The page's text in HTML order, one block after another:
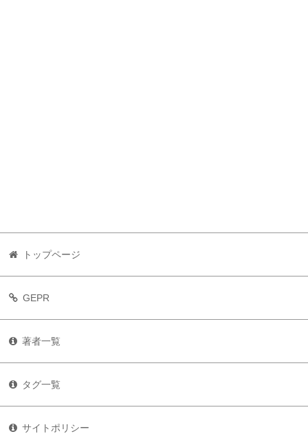
トップページ
GEPR
著者一覧
タグ一覧
サイトポリシー